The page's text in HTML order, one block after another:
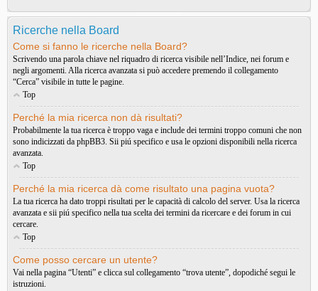
Ricerche nella Board
Come si fanno le ricerche nella Board?
Scrivendo una parola chiave nel riquadro di ricerca visibile nell’Indice, nei forum e
negli argomenti. Alla ricerca avanzata si può accedere premendo il collegamento
“Cerca” visibile in tutte le pagine.
Top
Perché la mia ricerca non dà risultati?
Probabilmente la tua ricerca è troppo vaga e include dei termini troppo comuni che non
sono indicizzati da phpBB3. Sii piú specifico e usa le opzioni disponibili nella ricerca
avanzata.
Top
Perché la mia ricerca dà come risultato una pagina vuota?
La tua ricerca ha dato troppi risultati per le capacità di calcolo del server. Usa la ricerca
avanzata e sii piú specifico nella tua scelta dei termini da ricercare e dei forum in cui
cercare.
Top
Come posso cercare un utente?
Vai nella pagina “Utenti” e clicca sul collegamento “trova utente”, dopodiché segui le
istruzioni.